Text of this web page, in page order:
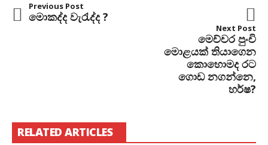
Previous Post
මොකද්ද වැරැද්ද ?
Next Post
මෙච්චර පුංචි
මොළයක් තියාගෙන
කොහොමද රට
ගොඩ නගන්නෙ,
හර්ෂ?
RELATED ARTICLES